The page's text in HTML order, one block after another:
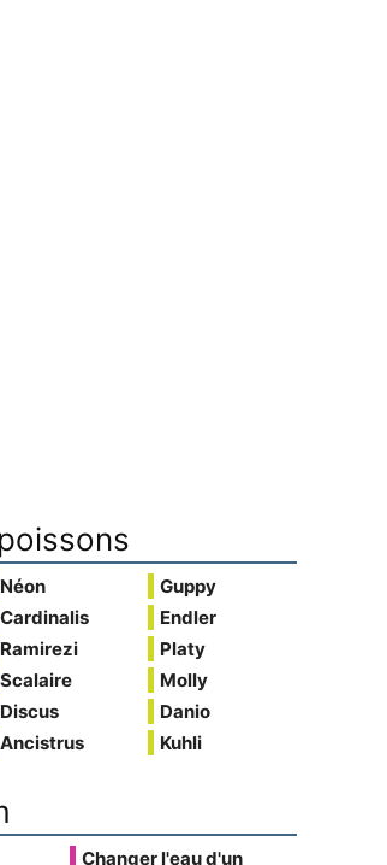
Néon
Cardinalis
Ramirezi
Scalaire
Discus
Ancistrus
Guppy
Endler
Platy
Molly
Danio
Kuhli
Changer l'eau d'un